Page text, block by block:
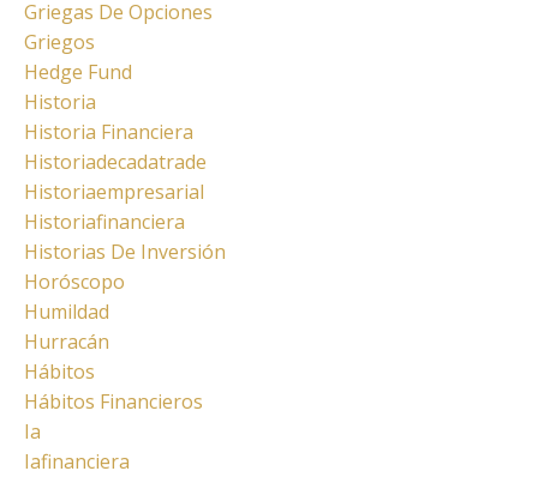
Griegas De Opciones
Griegos
Hedge Fund
Historia
Historia Financiera
Historiadecadatrade
Historiaempresarial
Historiafinanciera
Historias De Inversión
Horóscopo
Humildad
Hurracán
Hábitos
Hábitos Financieros
Ia
Iafinanciera